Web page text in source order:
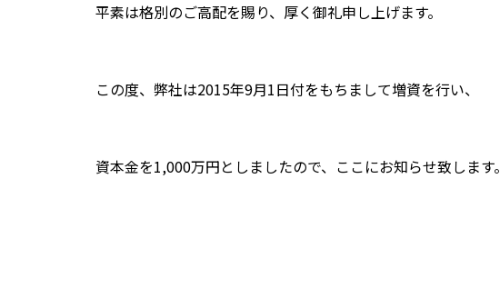
平素は格別のご高配を賜り、厚く御礼申し上げます。
この度、弊社は2015年9月1日付をもちまして増資を行い、
資本金を1,000万円としましたので、ここにお知らせ致します。